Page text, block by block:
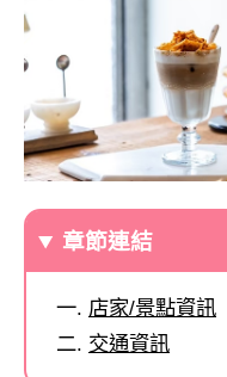
章節連結
店家/景點資訊
交通資訊